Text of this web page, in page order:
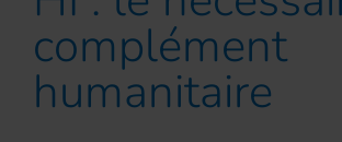
complément
humanitaire